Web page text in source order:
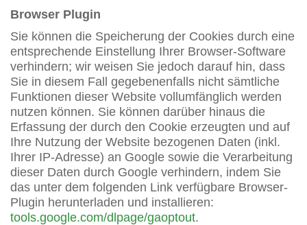
Browser Plugin
Sie können die Speicherung der Cookies durch eine
entsprechende Einstellung Ihrer Browser-Software
verhindern; wir weisen Sie jedoch darauf hin, dass
Sie in diesem Fall gegebenenfalls nicht sämtliche
Funktionen dieser Website vollumfänglich werden
nutzen können. Sie können darüber hinaus die
Erfassung der durch den Cookie erzeugten und auf
Ihre Nutzung der Website bezogenen Daten (inkl.
Ihrer IP-Adresse) an Google sowie die Verarbeitung
dieser Daten durch Google verhindern, indem Sie
das unter dem folgenden Link verfügbare Browser-
Plugin herunterladen und installieren:
tools.google.com/dlpage/gaoptout.